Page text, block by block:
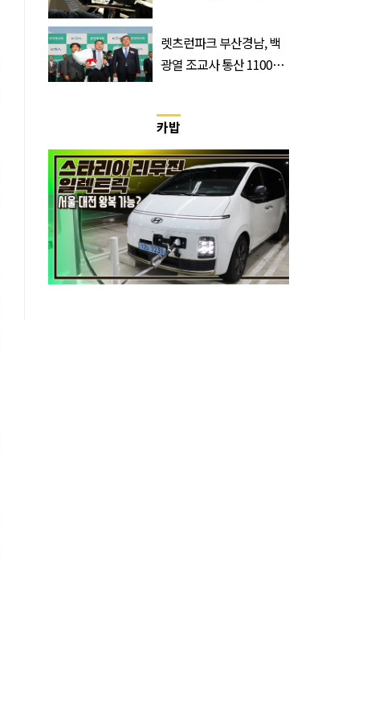
렛츠런파크 부산경남, 백
광열 조교사 통산 1100
카밥